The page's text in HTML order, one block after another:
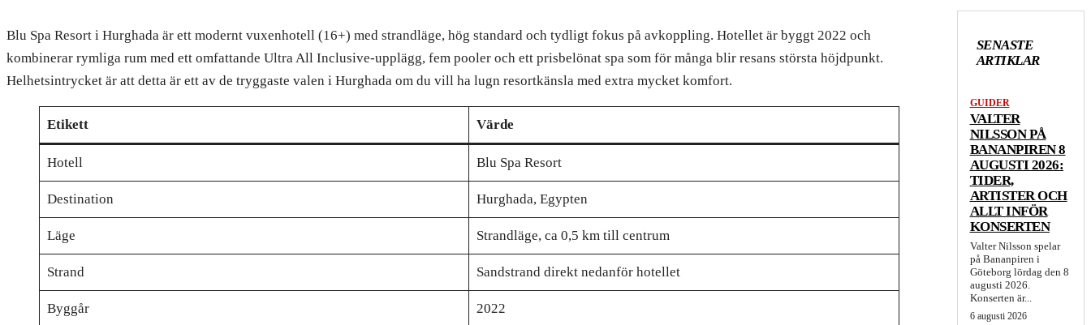
Blu Spa Resort i Hurghada är ett modernt vuxenhotell (16+) med strandläge, hög standard och tydligt fokus på avkoppling. Hotellet är byggt 2022 och
kombinerar rymliga rum med ett omfattande Ultra All Inclusive-upplägg, fem pooler och ett prisbelönat spa som för många blir resans största höjdpunkt.
Helhetsintrycket är att detta är ett av de tryggaste valen i Hurghada om du vill ha lugn resortkänsla med extra mycket komfort.
Etikett Värde
Hotell Blu Spa Resort
Destination Hurghada, Egypten
Läge Strandläge, ca 0,5 km till centrum
Strand Sandstrand direkt nedanför hotellet
Byggår 2022
SENASTE
ARTIKLAR
GUIDER
VALTER
NILSSON PÅ
BANANPIREN 8
AUGUSTI 2026:
TIDER,
ARTISTER OCH
ALLT INFÖR
KONSERTEN
Valter Nilsson spelar
på Bananpiren i
Göteborg lördag den 8
augusti 2026.
Konserten är...
6 augusti 2026